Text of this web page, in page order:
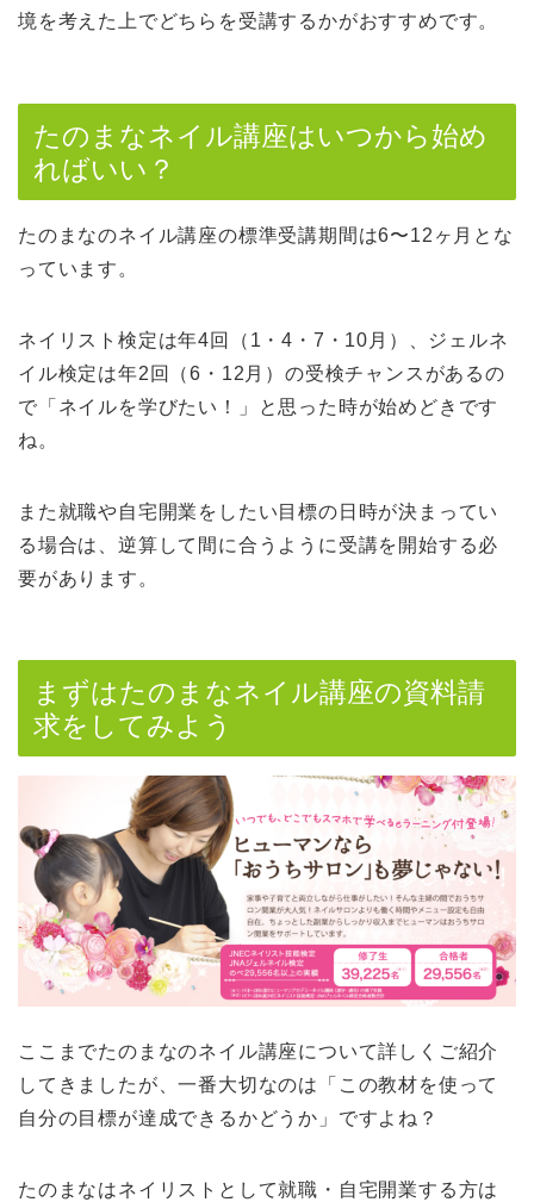
境を考えた上でどちらを受講するかがおすすめです。
たのまなネイル講座はいつから始め
ればいい？
たのまなのネイル講座の標準受講期間は6〜12ヶ月とな
っています。
ネイリスト検定は年4回（1・4・7・10月）、ジェルネ
イル検定は年2回（6・12月）の受検チャンスがあるの
で「ネイルを学びたい！」と思った時が始めどきです
ね。
また就職や自宅開業をしたい目標の日時が決まってい
る場合は、逆算して間に合うように受講を開始する必
要があります。
まずはたのまなネイル講座の資料請
求をしてみよう
ここまでたのまなのネイル講座について詳しくご紹介
してきましたが、一番大切なのは「この教材を使って
自分の目標が達成できるかどうか」ですよね？
たのまなはネイリストとして就職・自宅開業する方は